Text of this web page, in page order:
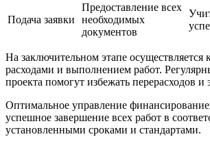
Подача заявки
Предоставление всех
необходимых
документов
На заключительном этапе осуществляется
расходами и выполнением работ.
проекта помогут избежать перерасходов и
Оптимальное управление
успешное завершение всех работ в
установленными сроками и стандартами.